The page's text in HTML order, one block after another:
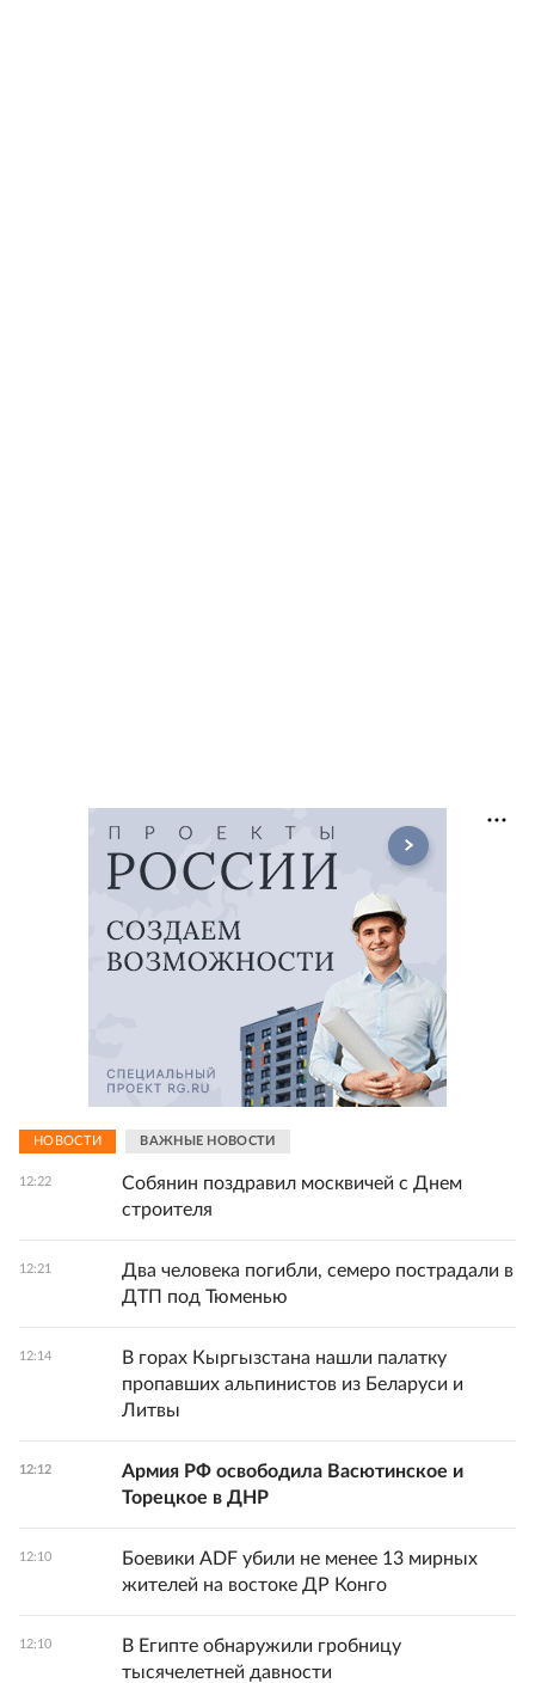
НОВОСТИ ВАЖНЫЕ НОВОСТИ
12:22
Собянин поздравил москвичей с Днем
строителя
12:21
Два человека погибли, семеро пострадали в
ДТП под Тюменью
12:14
В горах Кыргызстана нашли палатку
пропавших альпинистов из Беларуси и
Литвы
12:12
Армия РФ освободила Васютинское и
Торецкое в ДНР
12:10
Боевики ADF убили не менее 13 мирных
жителей на востоке ДР Конго
12:10
В Египте обнаружили гробницу
тысячелетней давности